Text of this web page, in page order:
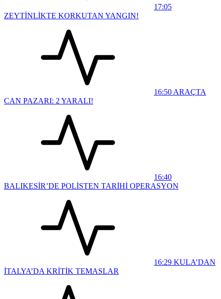
17:05
ZEYTİNLİKTE KORKUTAN YANGIN!
16:50 ARAÇTA
CAN PAZARI: 2 YARALI!
16:40
BALIKESİR’DE POLİSTEN TARİHİ OPERASYON
16:29 KULA’DAN
İTALYA’DA KRİTİK TEMASLAR